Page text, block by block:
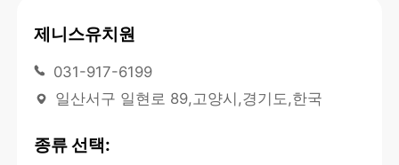
제니스유치원
031-917-6199
일산서구 일현로 89,고양시,경기도,한국
종류 선택: